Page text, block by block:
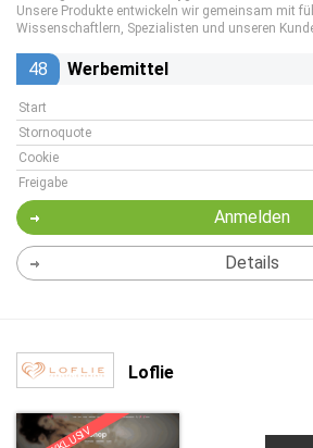
Unsere Produkte entwickeln wir gemeinsam mit
Wissenschaftlern, Spezialisten und unseren
48 Werbemittel
Start
Stornoquote
Cookie
Freigabe
Anmelden
Details
Loflie